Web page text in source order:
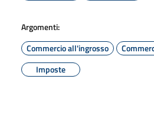
Argomenti:
Commercio all'ingrosso
Imposte